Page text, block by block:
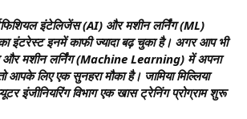
इंटेलिजेंस (AI) और मशीन लर्निंग (ML)
इंटरेस्ट इनमें काफी ज्यादा बढ़ चुका है। अगर आप भी
और मशीन लर्निंग (Machine Learning) में अपना
आपके लिए एक सुनहरा मौका है। जामिया मिल्लिया
इंजीनियरिंग विभाग एक खास ट्रेनिंग प्रोग्राम शुरू